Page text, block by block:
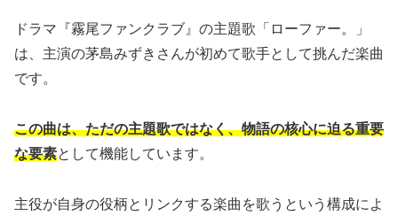
ドラマ『霧尾ファンクラブ』の主題歌「ローファー。」
は、主演の茅島みずきさんが初めて歌手として挑んだ楽曲
です。
この曲は、ただの主題歌ではなく、物語の核心に迫る重要
な要素として機能しています。
主役が自身の役柄とリンクする楽曲を歌うという構成によ